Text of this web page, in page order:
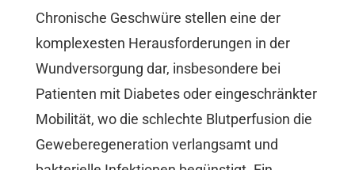
Chronische Geschwüre stellen eine der
komplexesten Herausforderungen in der
Wundversorgung dar, insbesondere bei
Patienten mit Diabetes oder eingeschränkter
Mobilität, wo die schlechte Blutperfusion die
Geweberegeneration verlangsamt und